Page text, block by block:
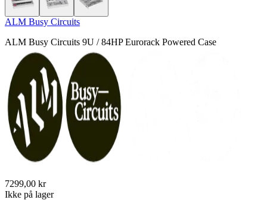
ALM Busy Circuits
ALM Busy Circuits 9U / 84HP Eurorack Powered Case
7299,00 kr
Ikke på lager